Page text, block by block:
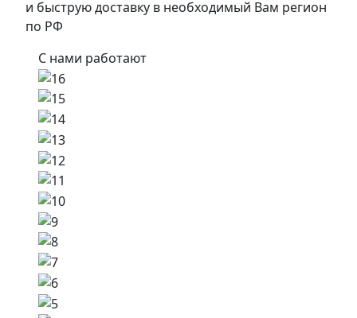
и быструю доставку в необходимый Вам регион
по РФ
С нами работают